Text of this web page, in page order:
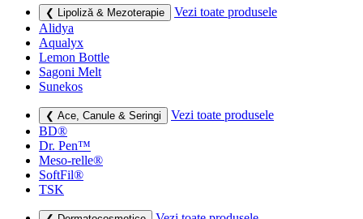
❮ Lipoliză & Mezoterapie
Vezi toate produsele
Alidya
Aqualyx
Lemon Bottle
Sagoni Melt
Sunekos
❮ Ace, Canule & Seringi
Vezi toate produsele
BD®
Dr. Pen™
Meso-relle®
SoftFil®
TSK